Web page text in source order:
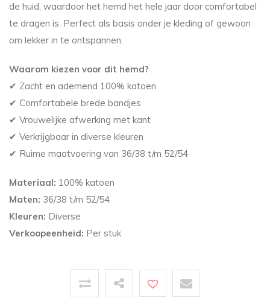
de huid, waardoor het hemd het hele jaar door comfortabel
te dragen is. Perfect als basis onder je kleding of gewoon
om lekker in te ontspannen.
Waarom kiezen voor dit hemd?
✔ Zacht en ademend 100% katoen
✔ Comfortabele brede bandjes
✔ Vrouwelijke afwerking met kant
✔ Verkrijgbaar in diverse kleuren
✔ Ruime maatvoering van 36/38 t/m 52/54
Materiaal: 100% katoen
Maten: 36/38 t/m 52/54
Kleuren: Diverse
Verkoopeenheid: Per stuk